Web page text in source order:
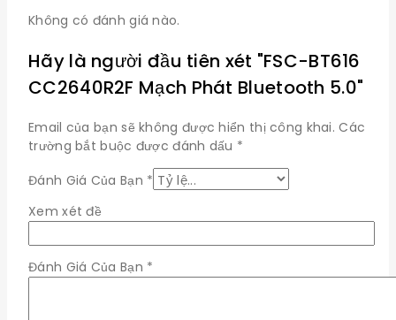
Không có đánh giá nào.
Hãy là người đầu tiên xét "FSC-BT616
CC2640R2F Mạch Phát Bluetooth 5.0"
Email của bạn sẽ không được hiển thị công khai. Các
trường bắt buộc được đánh dấu *
Đánh Giá Của Bạn *
Xem xét đề
Đánh Giá Của Bạn *